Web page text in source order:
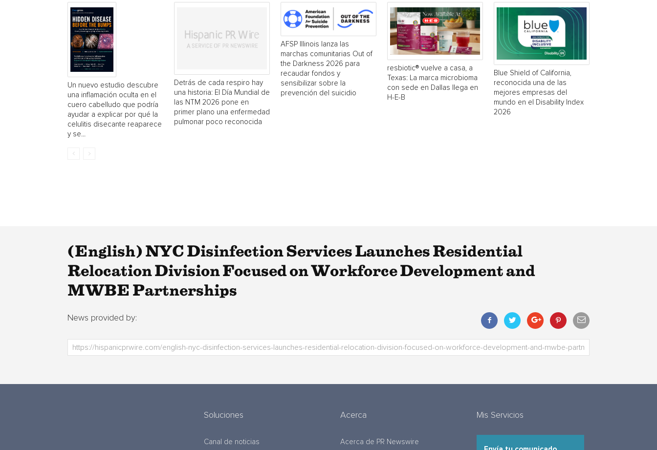
Un nuevo estudio descubre
una inflamación oculta en el
cuero cabelludo que podría
ayudar a explicar por qué la
celulitis disecante reaparece
y se...
Detrás de cada respiro hay
una historia: El Día Mundial de
las NTM 2026 pone en
primer plano una enfermedad
pulmonar poco reconocida
AFSP Illinois lanza las
marchas comunitarias Out of
the Darkness 2026 para
recaudar fondos y
sensibilizar sobre la
prevención del suicidio
resbiotic® vuelve a casa, a
Texas: La marca microbioma
con sede en Dallas llega en
H-E-B
Blue Shield of California,
reconocida una de las
mejores empresas del
mundo en el Disability Index
2026
(English) NYC Disinfection Services Launches Residential
Relocation Division Focused on Workforce Development and
MWBE Partnerships
News provided by:
Soluciones
Canal de noticias
Acerca
Acerca de PR Newswire
Mis Servicios